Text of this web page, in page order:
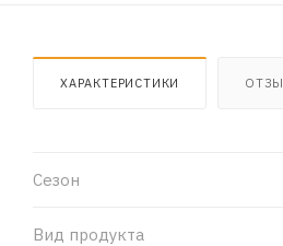
ХАРАКТЕРИСТИКИ
Сезон
Вид продукта